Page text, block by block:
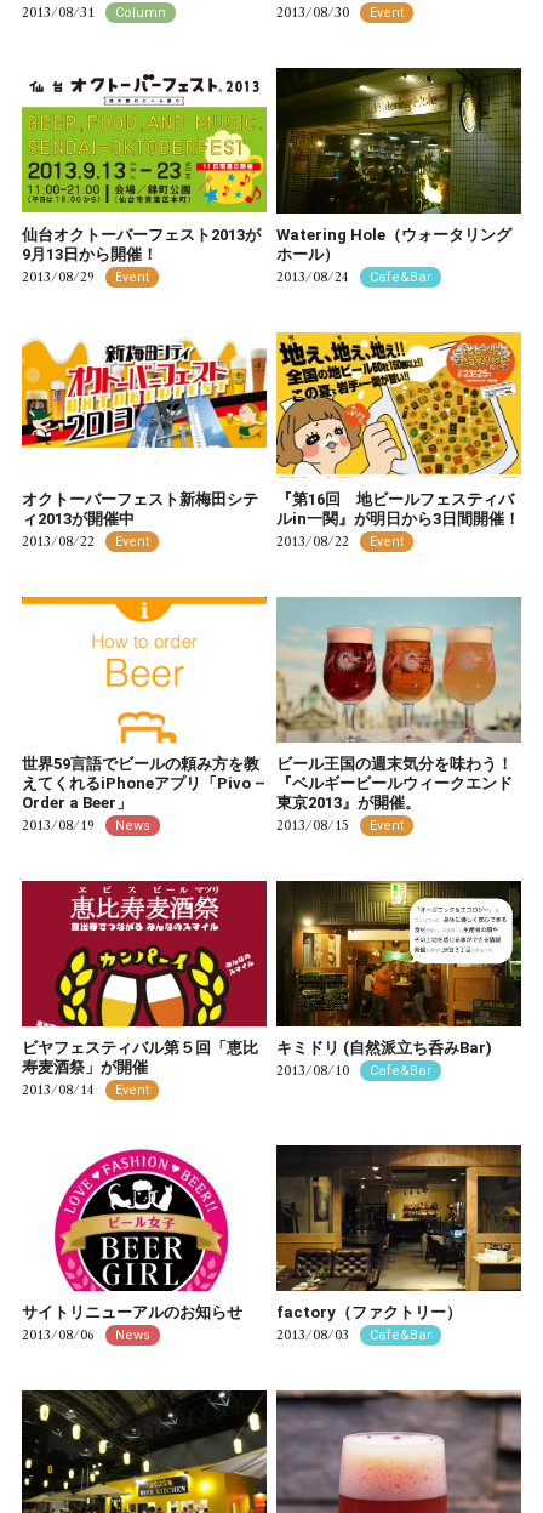
2013/08/31 Column 2013/08/30 Event
仙台オクトーバーフェスト2013が
9月13日から開催！
2013/08/29 Event
Watering Hole（ウォータリング
ホール）
2013/08/24 Cafe&Bar
オクトーバーフェスト新梅田シテ
ィ2013が開催中
2013/08/22 Event
『第16回 地ビールフェスティバ
ルin一関』が明日から3日間開催！
2013/08/22 Event
世界59言語でビールの頼み方を教
えてくれるiPhoneアプリ「Pivo –
Order a Beer」
2013/08/19 News
ビール王国の週末気分を味わう！
『ベルギービールウィークエンド
東京2013』が開催。
2013/08/15 Event
ビヤフェスティバル第５回「恵比
寿麦酒祭」が開催
2013/08/14 Event
キミドリ (自然派立ち呑みBar)
2013/08/10 Cafe&Bar
サイトリニューアルのお知らせ
2013/08/06 News
factory（ファクトリー）
2013/08/03 Cafe&Bar